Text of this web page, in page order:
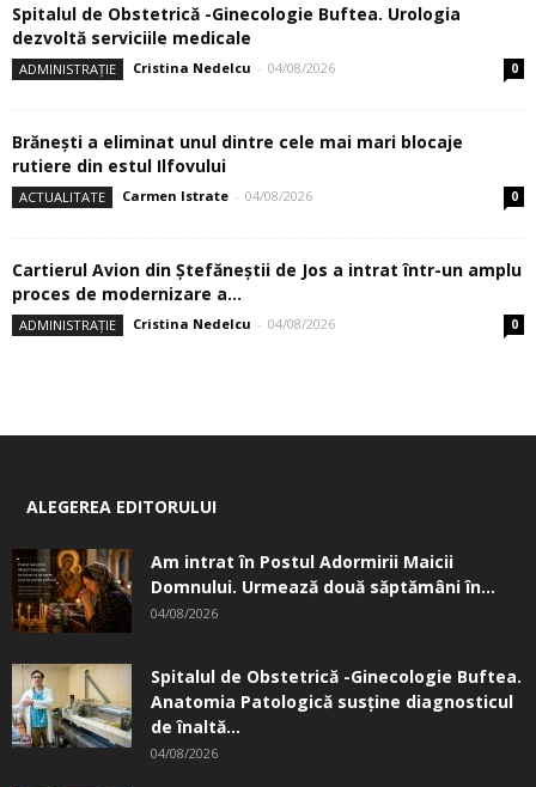
Spitalul de Obstetrică -Ginecologie Buftea. Urologia
dezvoltă serviciile medicale
ADMINISTRAȚIE Cristina Nedelcu - 04/08/2026 0
Brănești a eliminat unul dintre cele mai mari blocaje
rutiere din estul Ilfovului
ACTUALITATE Carmen Istrate - 04/08/2026 0
Cartierul Avion din Ştefăneştii de Jos a intrat într-un amplu
proces de modernizare a...
ADMINISTRAȚIE Cristina Nedelcu - 04/08/2026 0
ALEGEREA EDITORULUI
Am intrat în Postul Adormirii Maicii
Domnului. Urmează două săptămâni în...
04/08/2026
Spitalul de Obstetrică -Ginecologie Buftea.
Anatomia Patologică susţine diagnosticul
de înaltă...
04/08/2026